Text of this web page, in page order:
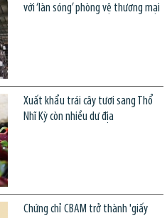
với ‘làn sóng’ phòng vệ thương mại
Xuất khẩu trái cây tươi sang Thổ
Nhĩ Kỳ còn nhiều dư địa
Chứng chỉ CBAM trở thành 'giấy